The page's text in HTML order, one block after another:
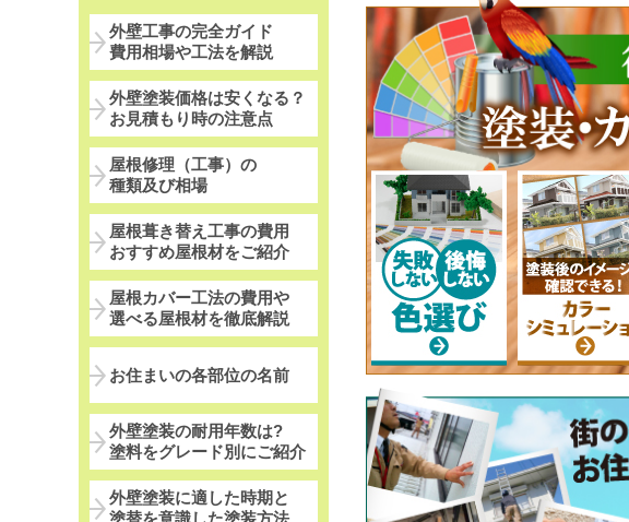
外壁工事の完全ガイド
費用相場や工法を解説
外壁塗装価格は安くなる？
お見積もり時の注意点
屋根修理（工事）の
種類及び相場
屋根葺き替え工事の費用
おすすめ屋根材をご紹介
屋根カバー工法の費用や
選べる屋根材を徹底解説
お住まいの各部位の名前
外壁塗装の耐用年数は?
塗料をグレード別にご紹介
外壁塗装に適した時期と